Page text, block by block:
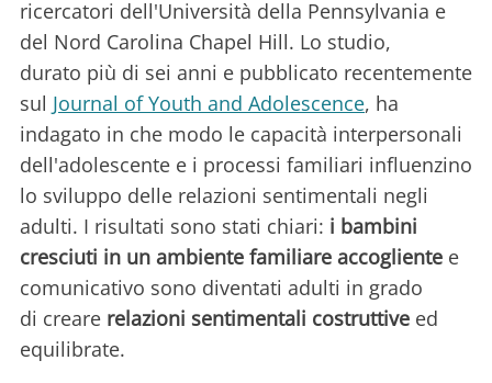
ricercatori dell'Università della Pennsylvania e
del Nord Carolina Chapel Hill. Lo studio,
durato più di sei anni e pubblicato recentemente
sul Journal of Youth and Adolescence, ha
indagato in che modo le capacità interpersonali
dell'adolescente e i processi familiari influenzino
lo sviluppo delle relazioni sentimentali negli
adulti. I risultati sono stati chiari: i bambini
cresciuti in un ambiente familiare accogliente e
comunicativo sono diventati adulti in grado
di creare relazioni sentimentali costruttive ed
equilibrate.